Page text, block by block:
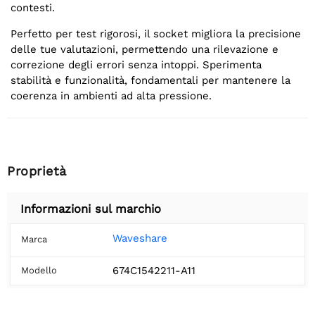
contesti.
Perfetto per test rigorosi, il socket migliora la precisione
delle tue valutazioni, permettendo una rilevazione e
correzione degli errori senza intoppi. Sperimenta
stabilità e funzionalità, fondamentali per mantenere la
coerenza in ambienti ad alta pressione.
Proprietà
Informazioni sul marchio
Marca Waveshare
Modello 674C1542211-A11